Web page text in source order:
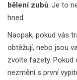
bělení zubů. Je to
hned.
Naopak, pokud vás
obtěžují, nebo jsou
zvolte fazety. Pokud
nezmění s první